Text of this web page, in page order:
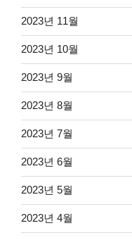
2023년 11월
2023년 10월
2023년 9월
2023년 8월
2023년 7월
2023년 6월
2023년 5월
2023년 4월